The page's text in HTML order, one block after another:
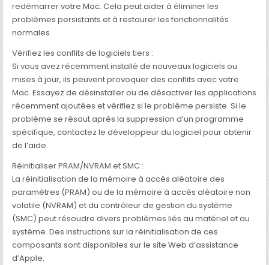
redémarrer votre Mac. Cela peut aider à éliminer les
problèmes persistants et à restaurer les fonctionnalités
normales.
Vérifiez les conflits de logiciels tiers :
Si vous avez récemment installé de nouveaux logiciels ou
mises à jour, ils peuvent provoquer des conflits avec votre
Mac. Essayez de désinstaller ou de désactiver les applications
récemment ajoutées et vérifiez si le problème persiste. Si le
problème se résout après la suppression d’un programme
spécifique, contactez le développeur du logiciel pour obtenir
de l’aide.
Réinitialiser PRAM/NVRAM et SMC :
La réinitialisation de la mémoire à accès aléatoire des
paramètres (PRAM) ou de la mémoire à accès aléatoire non
volatile (NVRAM) et du contrôleur de gestion du système
(SMC) peut résoudre divers problèmes liés au matériel et au
système. Des instructions sur la réinitialisation de ces
composants sont disponibles sur le site Web d’assistance
d’Apple.